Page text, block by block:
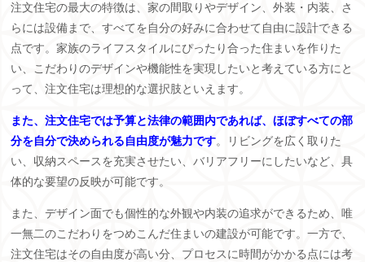
注文住宅の最大の特徴は、家の間取りやデザイン、外装・内装、さ
らには設備まで、すべてを自分の好みに合わせて自由に設計できる
点です。家族のライフスタイルにぴったり合った住まいを作りた
い、こだわりのデザインや機能性を実現したいと考えている方にと
って、注文住宅は理想的な選択肢といえます。
また、注文住宅では予算と法律の範囲内であれば、ほぼすべての部
分を自分で決められる自由度が魅力です。リビングを広く取りた
い、収納スペースを充実させたい、バリアフリーにしたいなど、具
体的な要望の反映が可能です。
また、デザイン面でも個性的な外観や内装の追求ができるため、唯
一無二のこだわりをつめこんだ住まいの建設が可能です。一方で、
注文住宅はその自由度が高い分、プロセスに時間がかかる点には考